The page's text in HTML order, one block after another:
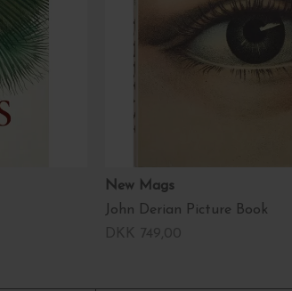
New Mags
John Derian Picture Book